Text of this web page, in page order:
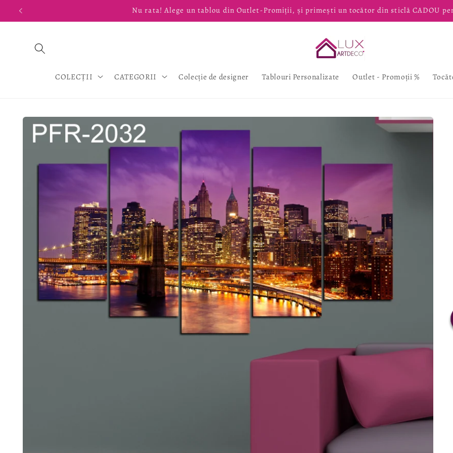
Salt la
Nu rata! Alege un tablou din Outlet-Promiții, și primești un tocător din sticlă CADOU
COLECȚII CATEGORII Colecție de designer Tablouri Personalizate Outlet - Promoții %
Salt la
informațiile
despre
produs